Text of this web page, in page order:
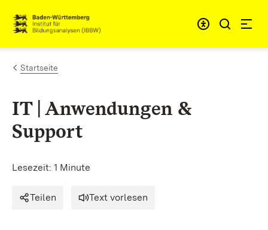
Zum Inhalt springen
Link zur Startseite
Startseite
IT | Anwendungen &
Support
Lesezeit: 1 Minute
Teilen Text vorlesen